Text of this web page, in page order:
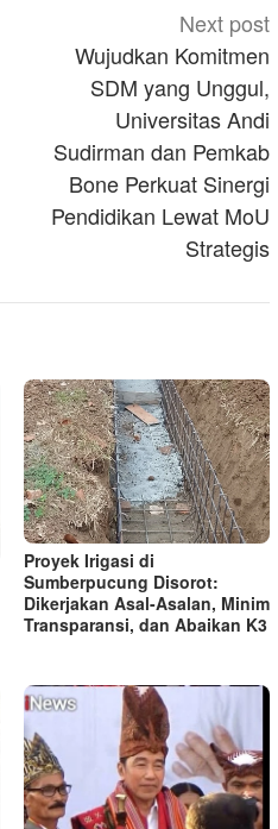
Next post
Wujudkan Komitmen
SDM yang Unggul,
Universitas Andi
Sudirman dan Pemkab
Bone Perkuat Sinergi
Pendidikan Lewat MoU
Strategis
Proyek Irigasi di
Sumberpucung Disorot:
Dikerjakan Asal-Asalan, Minim
Transparansi, dan Abaikan K3